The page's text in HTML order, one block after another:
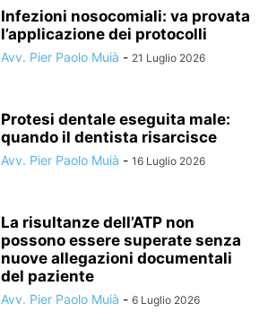
Infezioni nosocomiali: va provata
l’applicazione dei protocolli
Avv. Pier Paolo Muià - 21 Luglio 2026
Protesi dentale eseguita male:
quando il dentista risarcisce
Avv. Pier Paolo Muià - 16 Luglio 2026
La risultanze dell’ATP non
possono essere superate senza
nuove allegazioni documentali
del paziente
Avv. Pier Paolo Muià - 6 Luglio 2026